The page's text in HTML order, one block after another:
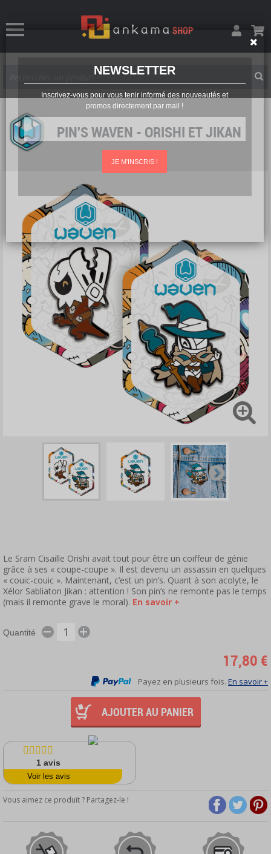
NEWSLETTER
Inscrivez-vous pour vous tenir informé des nouveautés et
promos directement par mail !
JE M'INSCRIS !
PIN'S WAVEN - ORISHI ET JIKAN
Le Sram Cisaille Orishi avait tout pour être un coiffeur de génie
grâce à ses « coupe-coupe ». Il est devenu un assassin en quelques
« couic-couic ». Maintenant, c’est un pin’s. Quant à son acolyte, le
Xélor Sabliaton Jikan : attention ! Son pin’s ne remonte pas le temps
(mais il remonte grave le moral). En savoir +
Quantité
17,80 €
Payez en plusieurs fois. En savoir +
AJOUTER AU PANIER
1avis
Voir les avis
Vous aimez ce produit ? Partagez-le !